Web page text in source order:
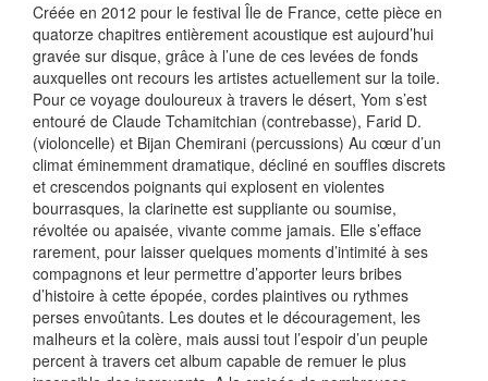
Créée en 2012 pour le festival Île de France, cette pièce en
quatorze chapitres entièrement acoustique est aujourd’hui
gravée sur disque, grâce à l’une de ces levées de fonds
auxquelles ont recours les artistes actuellement sur la toile.
Pour ce voyage douloureux à travers le désert, Yom s’est
entouré de Claude Tchamitchian (contrebasse), Farid D.
(violoncelle) et Bijan Chemirani (percussions) Au cœur d’un
climat éminemment dramatique, décliné en souffles discrets
et crescendos poignants qui explosent en violentes
bourrasques, la clarinette est suppliante ou soumise,
révoltée ou apaisée, vivante comme jamais. Elle s’efface
rarement, pour laisser quelques moments d’intimité à ses
compagnons et leur permettre d’apporter leurs bribes
d’histoire à cette épopée, cordes plaintives ou rythmes
perses envoûtants. Les doutes et le découragement, les
malheurs et la colère, mais aussi tout l’espoir d’un peuple
percent à travers cet album capable de remuer le plus